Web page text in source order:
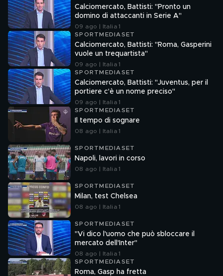
Calciomercato, Battisti: "Pronto un
domino di attaccanti in Serie A"
09 ago | Italia 1
SPORTMEDIASET
Calciomercato, Battisti: "Roma, Gasperini
vuole un trequartista"
09 ago | Italia 1
SPORTMEDIASET
Calciomercato, Battisti: "Juventus, per il
portiere c'è un nome preciso"
09 ago | Italia 1
SPORTMEDIASET
Il tempo di sognare
08 ago | Italia 1
SPORTMEDIASET
Napoli, lavori in corso
08 ago | Italia 1
SPORTMEDIASET
Milan, test Chelsea
08 ago | Italia 1
SPORTMEDIASET
"Vi dico l'uomo che può sbloccare il
mercato dell'Inter"
08 ago | Italia 1
SPORTMEDIASET
Roma, Gasp ha fretta